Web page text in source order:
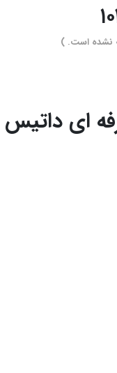
نشده است. )
داتیس ۱۰۲۰: